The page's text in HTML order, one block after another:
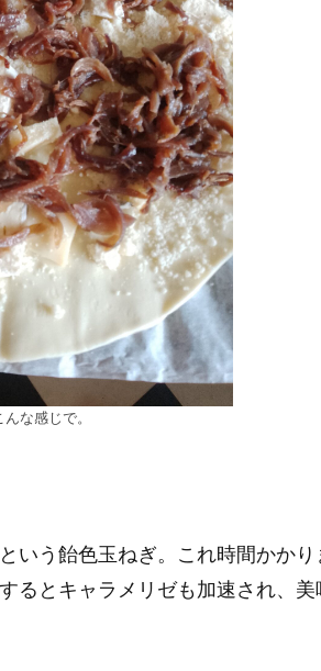
な感じで。
いう飴色玉ねぎ。これ時間かか
るとキャラメリゼも加速され、美